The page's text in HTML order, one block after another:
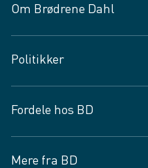
Om Brødrene Dahl
Vagttelefon 30 10 89 89
Spørgsmål og svar
Job og karriere
Fødevarekontrolrapport
Politikker
Privatlivspolitik
Cookies
Vilkår og betingelser
Fordele hos BD
Mere fra BD